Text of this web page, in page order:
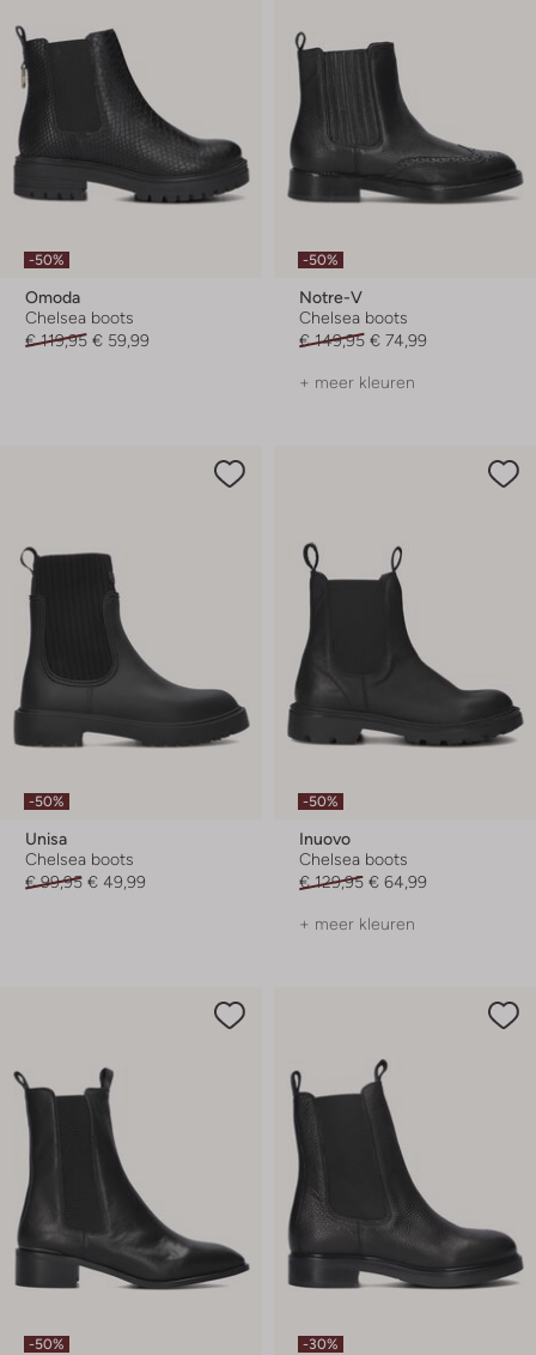
-50%
Omoda
Chelsea boots
€ 119,95 € 59,99
-50%
Notre-V
Chelsea boots
€ 149,95 € 74,99
+ meer kleuren
-50%
Unisa
Chelsea boots
€ 99,95 € 49,99
-50%
Inuovo
Chelsea boots
€ 129,95 € 64,99
+ meer kleuren
-50% -30%